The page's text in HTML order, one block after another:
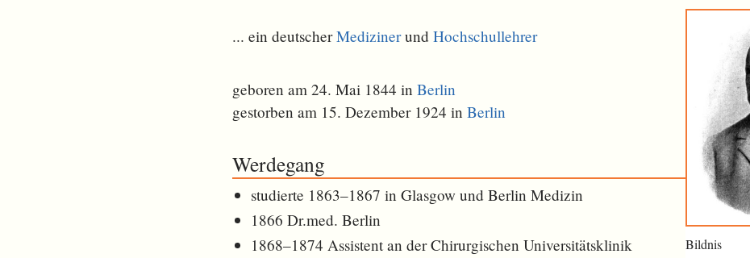
Bildnis
... ein deutscherMedizinerund Hochschullehrer
geboren am 24. Mai 1844 in Berlin
gestorben am 15. Dezember 1924 in Berlin
Werdegang
studierte 1863–1867 in Glasgow und Berlin Medizin
1866 Dr.med. Berlin
1868–1874 Assistent an der Chirurgischen Universitätsklinik